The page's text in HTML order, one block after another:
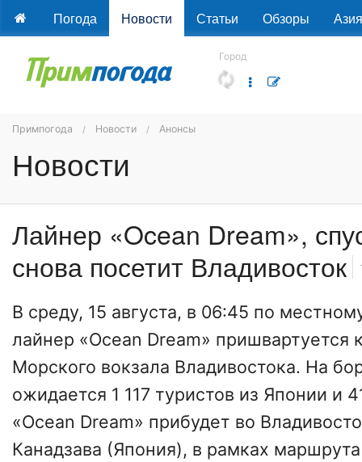
Погода Новости Статьи Обзоры Азия
Город
Примпогода Новости Анонсы
Новости
Лайнер «Ocean Dream»,
снова посетит Владивосток
В среду, 15 августа, в 06:45 по
лайнер «Ocean Dream» пришвартуется
Морского вокзала Владивостока. На
ожидается 1 117 туристов из Японии и
«Ocean Dream» прибудет во
Канадзава (Япония), в рамках